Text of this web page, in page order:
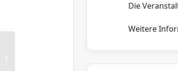
Die
Weitere